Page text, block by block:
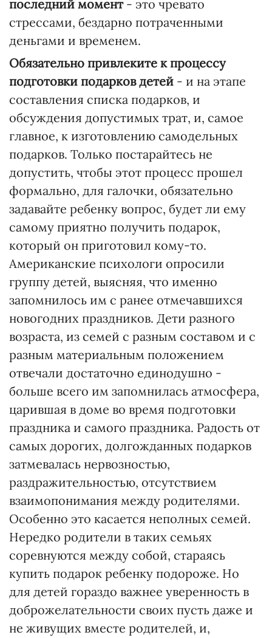
последний момент- это чревато
стрессами, бездарно потраченными
деньгами и временем.
Обязательно привлеките к процессу
подготовки подарков детей - и на этапе
составления списка подарков, и
обсуждения допустимых трат, и, самое
главное, к изготовлению самодельных
подарков. Только постарайтесь не
допустить, чтобы этот процесс прошел
формально, для галочки, обязательно
задавайте ребенку вопрос, будет ли ему
самому приятно получить подарок,
который он приготовил кому-то.
Американские психологи опросили
группу детей, выясняя, что именно
запомнилось им с ранее отмечавшихся
новогодних праздников. Дети разного
возраста, из семей с разным составом и с
разным материальным положением
отвечали достаточно единодушно -
больше всего им запомнилась атмосфера,
царившая в доме во время подготовки
праздника и самого праздника. Радость от
самых дорогих, долгожданных подарков
затмевалась нервозностью,
раздражительностью, отсутствием
взаимопонимания между родителями.
Особенно это касается неполных семей.
Нередко родители в таких семьях
соревнуются между собой, стараясь
купить подарок ребенку подороже. Но
для детей гораздо важнее уверенность в
доброжелательности своих пусть даже и
не живущих вместе родителей, и,